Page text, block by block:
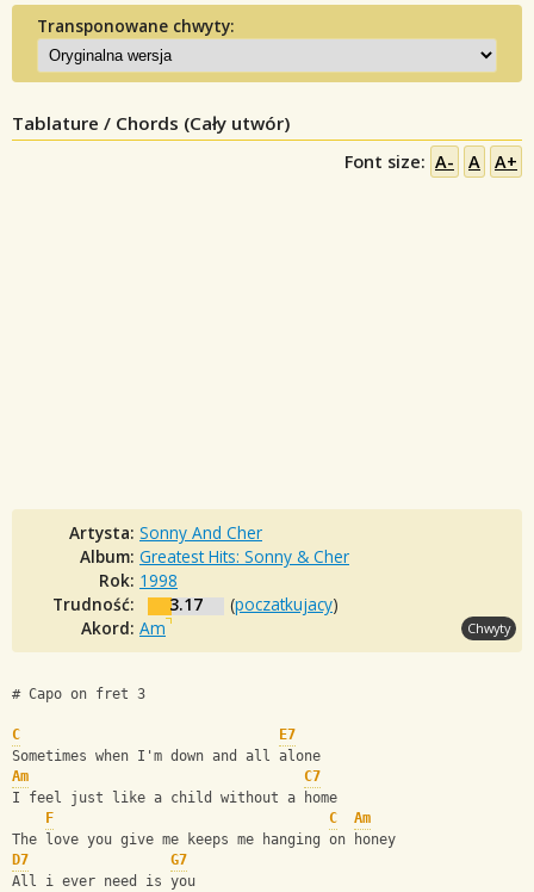
Transponowane chwyty:
Tablature / Chords (Cały utwór)
Font size: A- A A+
Artysta: Sonny And Cher
Album: Greatest Hits: Sonny & Cher
Rok: 1998
Trudność:
3.17 (poczatkujacy)
Akord: Am Chwyty
# Capo on fret 3
C
E7
Sometimes when I'm down and all alone
Am
C7
I feel just like a child without a home
F
C
Am
The love you give me keeps me hanging on honey
D7
G7
All i ever need is you